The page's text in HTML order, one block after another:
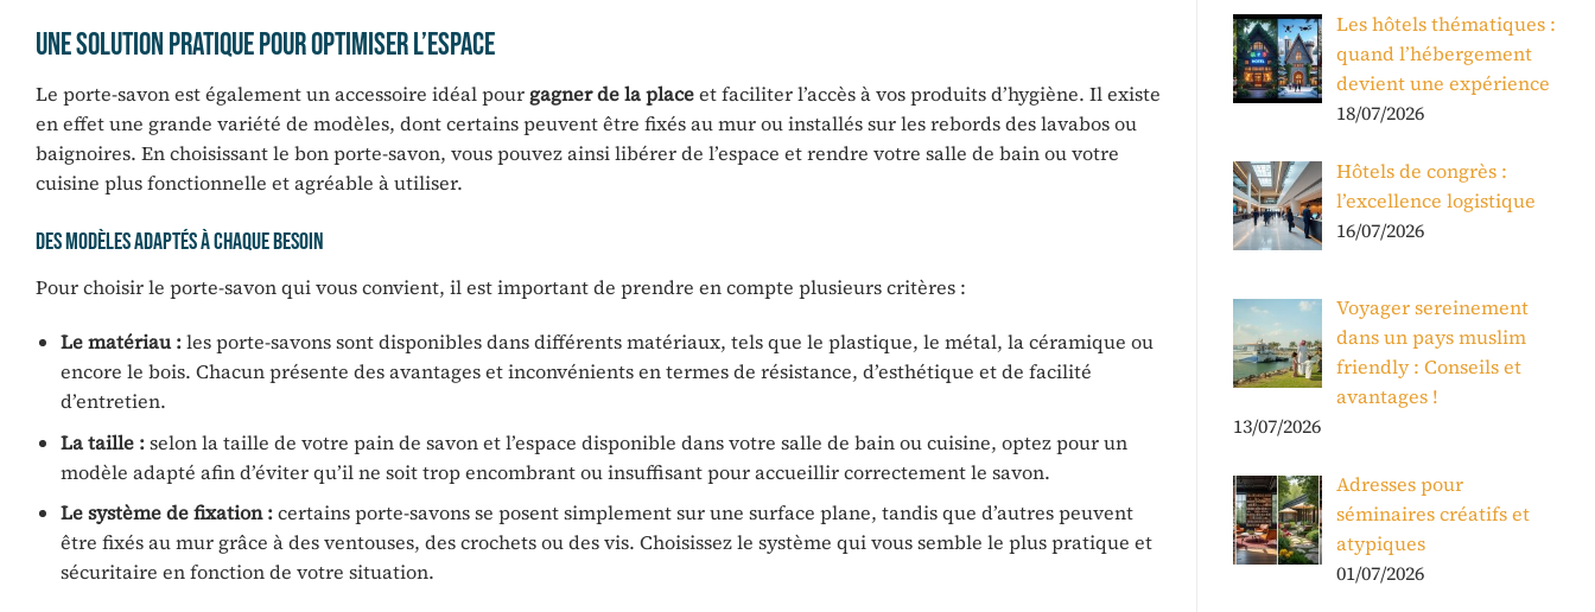
Une solution pratique pour optimiser l’espace
Le porte-savon est également un accessoire idéal pourgagner de la placeet faciliter l’accès à vos produits d’hygiène. Il existe
en effet une grande variété de modèles, dont certains peuvent être fixés au mur ou installés sur les rebords des lavabos ou
baignoires. En choisissant le bon porte-savon, vous pouvez ainsi libérer de l’espace et rendre votre salle de bain ou votre
cuisine plus fonctionnelle et agréable à utiliser.
Des modèles adaptés à chaque besoin
Pour choisir le porte-savon qui vous convient, il est important de prendre en compte plusieurs critères :
Le matériau :les porte-savons sont disponibles dans différents matériaux, tels que le plastique, le métal, la céramique ou
encore le bois. Chacun présente des avantages et inconvénients en termes de résistance, d’esthétique et de facilité
d’entretien.
La taille :selon la taille de votre pain de savon et l’espace disponible dans votre salle de bain ou cuisine, optez pour un
modèle adapté afin d’éviter qu’il ne soit trop encombrant ou insuffisant pour accueillir correctement le savon.
Le système de fixation :certains porte-savons se posent simplement sur une surface plane, tandis que d’autres peuvent
être fixés au mur grâce à des ventouses, des crochets ou des vis. Choisissez le système qui vous semble le plus pratique et
sécuritaire en fonction de votre situation.
Les hôtels thématiques :
quand l’hébergement
devient une expérience
18/07/2026
Hôtels de congrès :
l’excellence logistique
16/07/2026
Voyager sereinement
dans un pays muslim
friendly : Conseils et
avantages !
13/07/2026
Adresses pour
séminaires créatifs et
atypiques
01/07/2026